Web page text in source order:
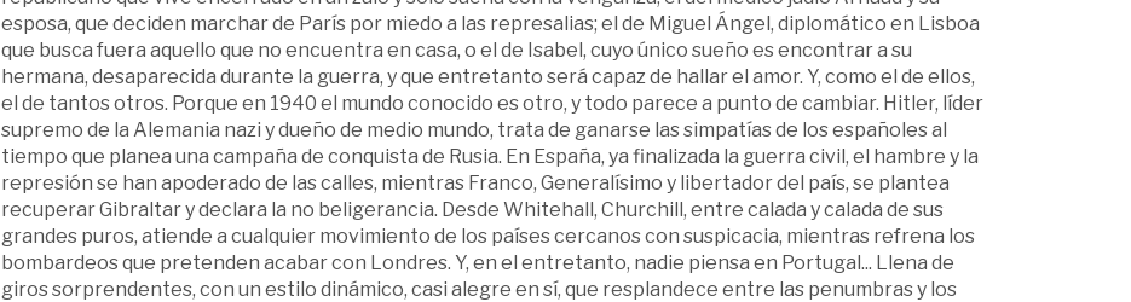
esposa, que deciden marchar de París por miedo a las represalias; el de Miguel Ángel, diplomático en Lisboa
que busca fuera aquello que no encuentra en casa, o el de Isabel, cuyo único sueño es encontrar a su
hermana, desaparecida durante la guerra, y que entretanto será capaz de hallar el amor. Y, como el de ellos,
el de tantos otros. Porque en 1940 el mundo conocido es otro, y todo parece a punto de cambiar. Hitler, líder
supremo de la Alemania nazi y dueño de medio mundo, trata de ganarse las simpatías de los españoles al
tiempo que planea una campaña de conquista de Rusia. En España, ya finalizada la guerra civil, el hambre y la
represión se han apoderado de las calles, mientras Franco, Generalísimo y libertador del país, se plantea
recuperar Gibraltar y declara la no beligerancia. Desde Whitehall, Churchill, entre calada y calada de sus
grandes puros, atiende a cualquier movimiento de los países cercanos con suspicacia, mientras refrena los
bombardeos que pretenden acabar con Londres. Y, en el entretanto, nadie piensa en Portugal... Llena de
giros sorprendentes, con un estilo dinámico, casi alegre en sí, que resplandece entre las penumbras y los